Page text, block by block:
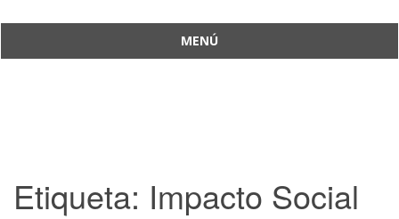
MENÚ
Etiqueta: Impacto Social